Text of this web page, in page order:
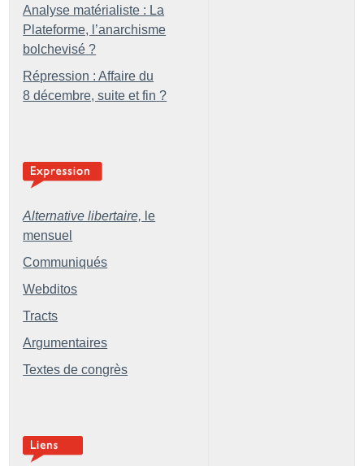
Analyse matérialiste : La
Plateforme, l’anarchisme
bolchevisé ?
Répression : Affaire du
8 décembre, suite et fin ?
Alternative libertaire, le
mensuel
Communiqués
Webditos
Tracts
Argumentaires
Textes de congrès